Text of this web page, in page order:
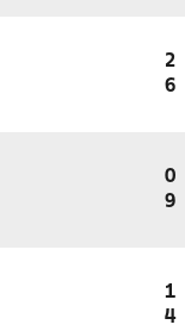
2
6
0
9
1
4